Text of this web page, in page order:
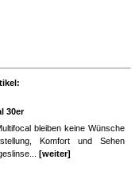
30er
bleiben keine Wünsche
Komfort und Sehen
[weiter]